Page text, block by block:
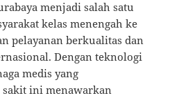
menjadi salah satu
kelas menengah ke
pelayanan berkualitas dan
Dengan teknologi
medis yang
ini menawarkan